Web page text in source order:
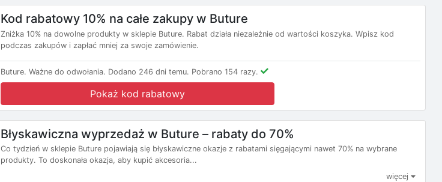
Kod rabatowy 10% na całe zakupy w Buture
Zniżka 10% na dowolne produkty w sklepie Buture. Rabat działa niezależnie od wartości koszyka. Wpisz kod
podczas zakupów i zapłać mniej za swoje zamówienie.
Buture. Ważne do odwołania. Dodano 246 dni temu. Pobrano 154 razy.
Pokaż kod rabatowy
Błyskawiczna wyprzedaż w Buture – rabaty do 70%
Co tydzień w sklepie Buture pojawiają się błyskawiczne okazje z rabatami sięgającymi nawet 70% na wybrane
produkty. To doskonała okazja, aby kupić akcesoria...
więcej